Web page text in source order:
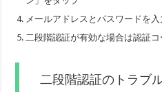
メールアドレスとパスワードを
二段階認証が有効な場合は認証コ
二段階認証のトラブ